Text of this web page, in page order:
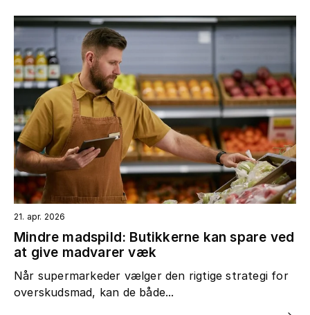
21. apr. 2026
Mindre madspild: Butikkerne kan spare ved
at give madvarer væk
Når supermarkeder vælger den rigtige strategi for
overskudsmad, kan de både...